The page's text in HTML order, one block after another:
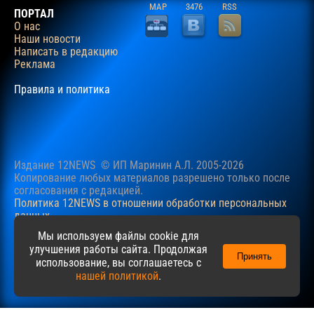
ПОРТАЛ
О нас
Наши новости
Написать в редакцию
Реклама
Правила и политика
MAP 3476 RSS
Издание 12NEWS © ИП Маринин А.Л. 2005-2026
Копирование любых материалов разрешено только после
согласования c редакцией.
Политика 12NEWS в отношении обработки персональных
данных
Наш сайт использует файлы cookie для учучшения
пользовательского опыта. Продолжая просматривать сайт,
вы соглашаетесь с нашейПолитикойв отношении файлов
Мы используем файлы cookie для
улучшения работы сайта. Продолжая
использование, вы соглашаетесь с
нашей политикой.
Принять